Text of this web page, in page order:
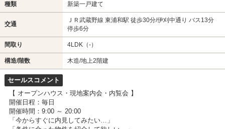
種類 新築一戸建て
交通
ＪＲ武蔵野線 東浦和駅 徒歩30分/伊刈中通り バス13分
停歩6分
間取り 4LDK（-）
構造/階数 木造/地上2階建
セールスコメント
【 オープンハウス・現地案内会・内覧会 】
開催日程：毎日
開催時間：9:00 ～ 20:00
「今からすぐに内見してみたい…」